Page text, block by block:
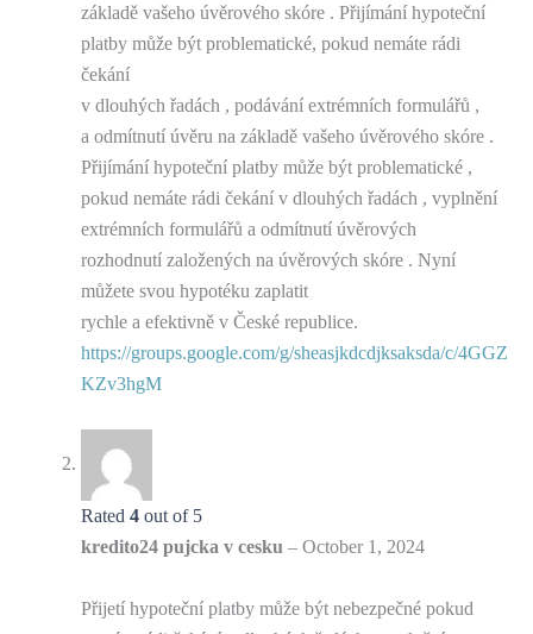
základě vašeho úvěrového skóre . Přijímání hypoteční
platby může být problematické, pokud nemáte rádi
čekání
v dlouhých řadách , podávání extrémních formulářů ,
a odmítnutí úvěru na základě vašeho úvěrového skóre .
Přijímání hypoteční platby může být problematické ,
pokud nemáte rádi čekání v dlouhých řadách , vyplnění
extrémních formulářů a odmítnutí úvěrových
rozhodnutí založených na úvěrových skóre . Nyní
můžete svou hypotéku zaplatit
rychle a efektivně v České republice.
https://groups.google.com/g/sheasjkdcdjksaksda/c/4GGZ
KZv3hgM
Rated 4 out of 5
kredito24 pujcka v cesku – October 1, 2024
Přijetí hypoteční platby může být nebezpečné pokud